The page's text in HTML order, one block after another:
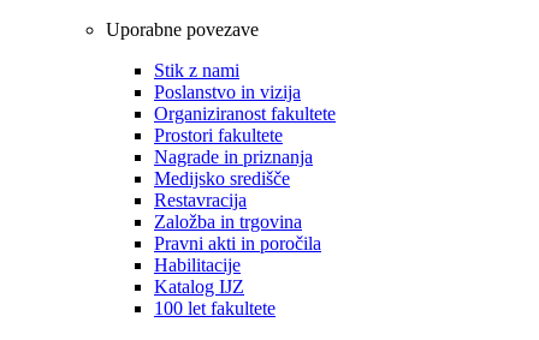
Uporabne povezave
Stik z nami
Poslanstvo in vizija
Organiziranost fakultete
Prostori fakultete
Nagrade in priznanja
Medijsko središče
Restavracija
Založba in trgovina
Pravni akti in poročila
Habilitacije
Katalog IJZ
100 let fakultete